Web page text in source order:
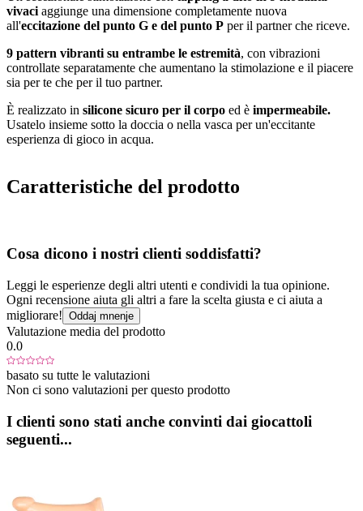
vivaci aggiunge una dimensione completamente nuova
all'eccitazione del punto G e del punto P per il partner che riceve.
9 pattern vibranti su entrambe le estremità, con vibrazioni
controllate separatamente che aumentano la stimolazione e il piacere
sia per te che per il tuo partner.
È realizzato in silicone sicuro per il corpo ed è impermeabile.
Usatelo insieme sotto la doccia o nella vasca per un'eccitante
esperienza di gioco in acqua.
Caratteristiche del prodotto
Cosa dicono i nostri clienti soddisfatti?
Leggi le esperienze degli altri utenti e condividi la tua opinione.
Ogni recensione aiuta gli altri a fare la scelta giusta e ci aiuta a
migliorare! Oddaj mnenje
Valutazione media del prodotto
0.0
basato su tutte le valutazioni
Non ci sono valutazioni per questo prodotto
I clienti sono stati anche convinti dai giocattoli
seguenti...